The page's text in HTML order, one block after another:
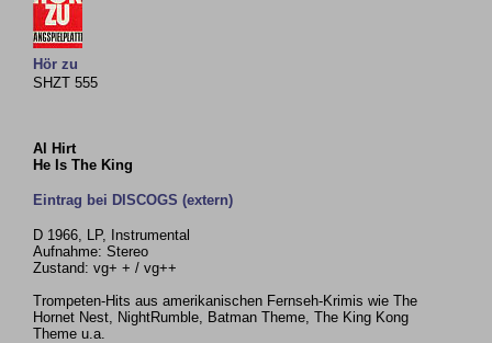
Hör zu
SHZT 555
Al Hirt
He Is The King
Eintrag bei DISCOGS (extern)
D 1966, LP, Instrumental
Aufnahme: Stereo
Zustand: vg+ + / vg++
Trompeten-Hits aus amerikanischen Fernseh-Krimis wie The
Hornet Nest, NightRumble, Batman Theme, The King Kong
Theme u.a.